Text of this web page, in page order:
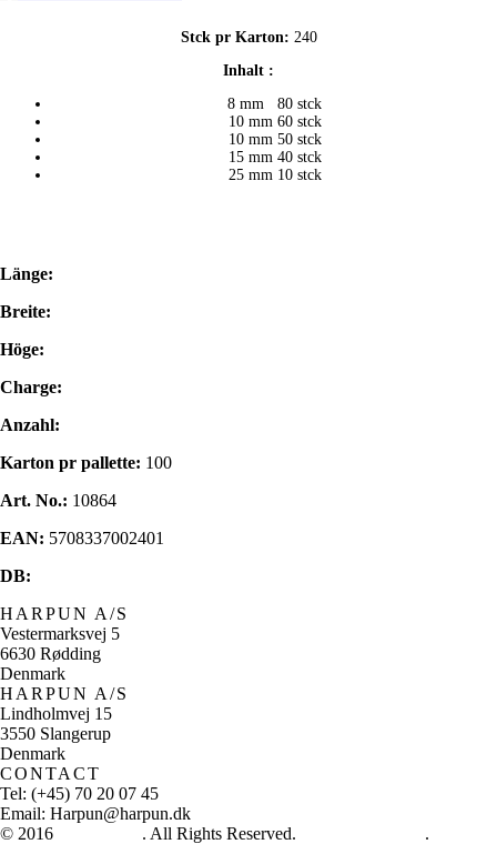
Stck pr Karton: 240
Inhalt :
8 mm 80 stck
10 mm 60 stck
10 mm 50 stck
15 mm 40 stck
25 mm 10 stck
Länge:
Breite:
Höge:
Charge:
Anzahl:
Karton pr pallette: 100
Art. No.: 10864
EAN: 5708337002401
DB:
HARPUN A/S
Vestermarksvej 5
6630 Rødding
Denmark
HARPUN A/S
Lindholmvej 15
3550 Slangerup
Denmark
CONTACT
Tel: (+45) 70 20 07 45
Email: Harpun@harpun.dk
© 2016
. All Rights Reserved. .